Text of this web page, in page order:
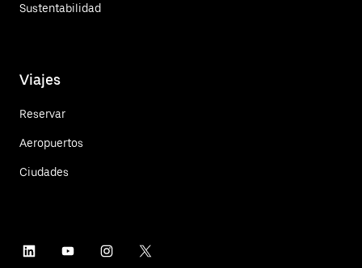
Sustentabilidad
Viajes
Reservar
Aeropuertos
Ciudades